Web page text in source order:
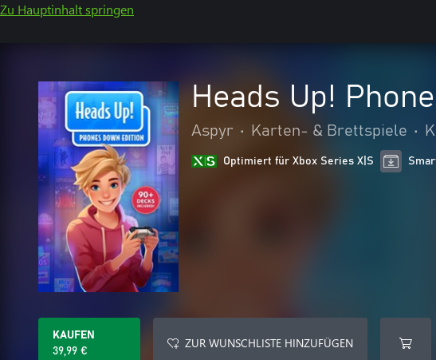
Zu Hauptinhalt springen
Heads Up!
Aspyr • Karten- & Brettspiele •
Optimiert für Xbox Series X|S
KAUFEN
39,99 €
ZUR WUNSCHLISTE HINZUFÜGEN